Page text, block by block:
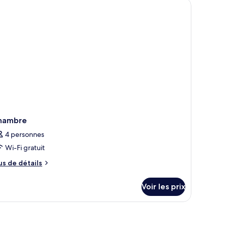
4 personnes
Wi-Fi gratuit
de détails
Voir les prix